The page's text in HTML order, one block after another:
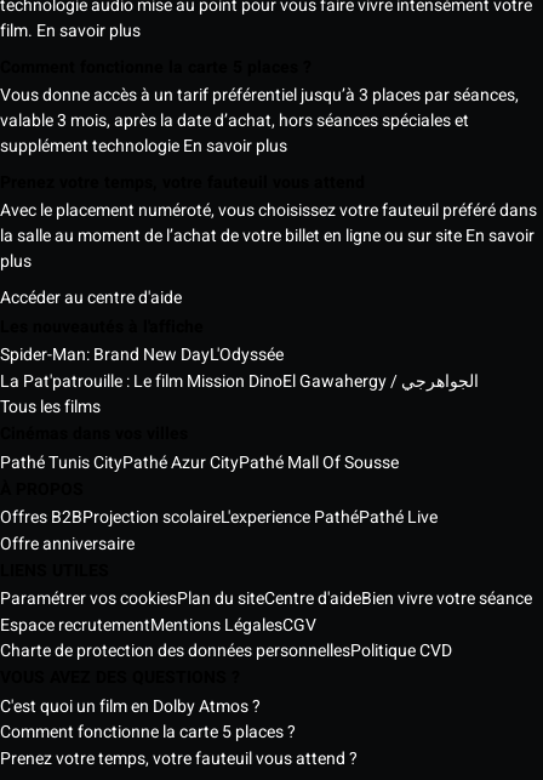
technologie audio mise au point pour vous faire vivre intensément votre
film. En savoir plus
Vous donne accès à un tarif préférentiel jusqu’à 3 places par séances,
valable 3 mois, après la date d’achat, hors séances spéciales et
supplément technologieEn savoir plus
Avec le placement numéroté, vous choisissez votre fauteuil préféré dans
la salle au moment de l’achat de votre billet en ligne ou sur siteEn savoir
plus
Accéder au centre d'aide
Spider-Man: Brand New DayL'Odyssée
La Pat'patrouille : Le film Mission Dino
El Gawahergy / الجواهرجي
Tous les films
Pathé Tunis CityPathé Azur CityPathé Mall Of Sousse
Offres B2BProjection scolaireL'experience PathéPathé Live
Offre anniversaire
Paramétrer vos cookiesPlan du siteCentre d'aideBien vivre votre séance
Espace recrutementMentions LégalesCGV
Charte de protection des données personnellesPolitique CVD
C'est quoi un film en Dolby Atmos ?
Comment fonctionne la carte 5 places ?
Prenez votre temps, votre fauteuil vous attend ?